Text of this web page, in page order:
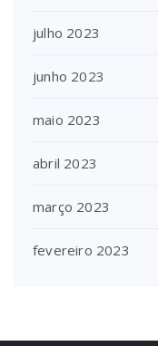
julho 2023
junho 2023
maio 2023
abril 2023
março 2023
fevereiro 2023